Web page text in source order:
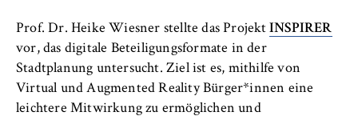
L
a
w
Prof. Dr. Heike Wiesner stellte das Projekt INSPIRER
vor, das digitale Beteiligungsformate in der
Stadtplanung untersucht. Ziel ist es, mithilfe von
Virtual und Augmented Reality Bürger*innen eine
leichtere Mitwirkung zu ermöglichen und
MARKETING
Youtube